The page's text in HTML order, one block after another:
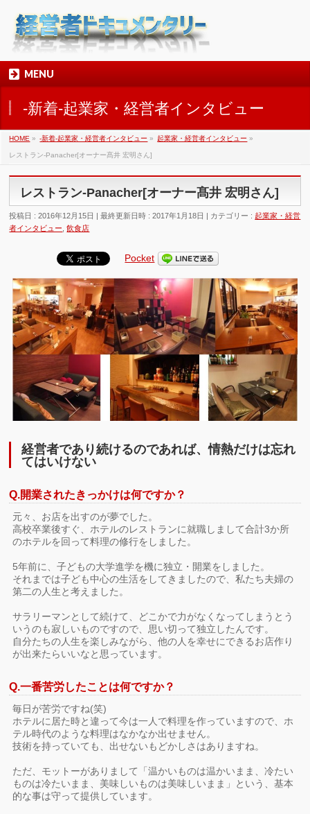
MENU
-新着-起業家・経営者インタビュー
HOME » -新着-起業家・経営者インタビュー » 起業家・経営者インタビュー »
レストラン-Panacher[オーナー髙井 宏明さん]
レストラン-Panacher[オーナー髙井 宏明さん]
投稿日 : 2016年12月15日 最終更新日時 : 2017年1月18日 カテゴリー :起業家・経営
者インタビュー ,飲食店
Pocket
経営者であり続けるのであれば、情熱だけは忘れ
てはいけない
Q.開業されたきっかけは何ですか？
元々、お店を出すのが夢でした。
高校卒業後すぐ、ホテルのレストランに就職しまして合計3か所
のホテルを回って料理の修行をしました。
5年前に、子どもの大学進学を機に独立・開業をしました。
それまでは子ども中心の生活をしてきましたので、私たち夫婦の
第二の人生と考えました。
サラリーマンとして続けて、どこかで力がなくなってしまうとう
いうのも寂しいものですので、思い切って独立したんです。
自分たちの人生を楽しみながら、他の人を幸せにできるお店作り
が出来たらいいなと思っています。
Q.一番苦労したことは何ですか？
毎日が苦労ですね(笑)
ホテルに居た時と違って今は一人で料理を作っていますので、ホ
テル時代のような料理はなかなか出せません。
技術を持っていても、出せないもどかしさはありますね。
ただ、モットーがありまして「温かいものは温かいまま、冷たい
ものは冷たいまま、美味しいものは美味しいまま」という、基本
的な事は守って提供しています。